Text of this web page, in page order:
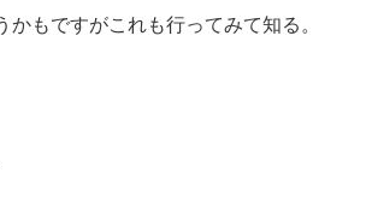
かもですがこれも行ってみて知る。